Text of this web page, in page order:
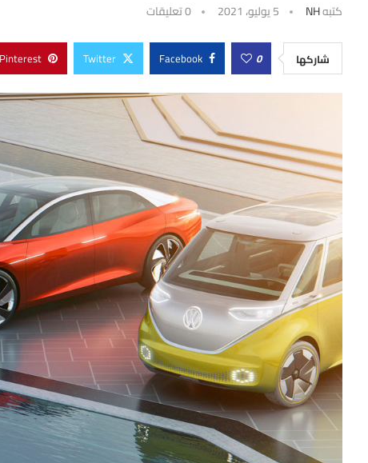
كتبهNH 5 يوليو، 2021 0 تعليقات
شاركها 0
Facebook
Twitter
Pinterest